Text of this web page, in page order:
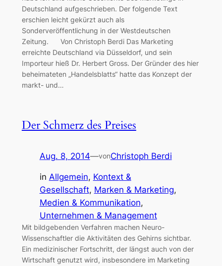
Deutschland aufgeschrieben. Der folgende Text
erschien leicht gekürzt auch als
Sonderveröffentlichung in der Westdeutschen
Zeitung. Von Christoph Berdi Das Marketing
erreichte Deutschland via Düsseldorf, und sein
Importeur hieß Dr. Herbert Gross. Der Gründer des hier
beheimateten „Handelsblatts“ hatte das Konzept der
markt- und…
Der Schmerz des Preises
Aug. 8, 2014—vonChristoph Berdi
in Allgemein, Kontext &
Gesellschaft, Marken & Marketing
Medien & Kommunikation
Unternehmen & Management
Mit bildgebenden Verfahren machen Neuro-
Wissenschaftler die Aktivitäten des Gehirns sichtbar.
Ein medizinischer Fortschritt, der längst auch von der
Wirtschaft genutzt wird, insbesondere im Marketing